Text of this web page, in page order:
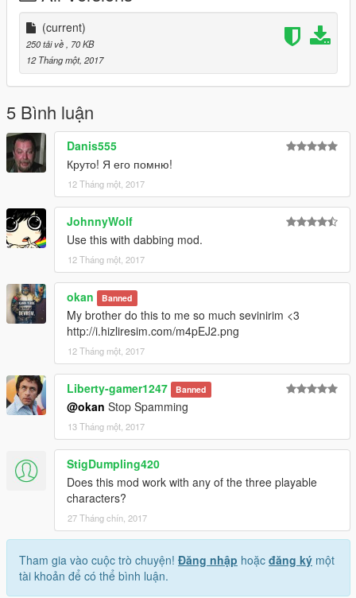
(current)
250 tải về
, 70 KB
12 Tháng một, 2017
5 Bình luận
Danis555
Круто! Я его помню!
12 Tháng một, 2017
JohnnyWolf
Use this with dabbing mod.
12 Tháng một, 2017
okan Banned
My brother do this to me so much sevinirim <3
http://i.hizliresim.com/m4pEJ2.png
12 Tháng một, 2017
Liberty-gamer1247 Banned
@okan Stop Spamming
13 Tháng một, 2017
StigDumpling420
Does this mod work with any of the three playable
characters?
27 Tháng chín, 2017
Tham gia vào cuộc trò chuyện! Đăng nhập hoặc đăng ký một
tài khoản để có thể bình luận.